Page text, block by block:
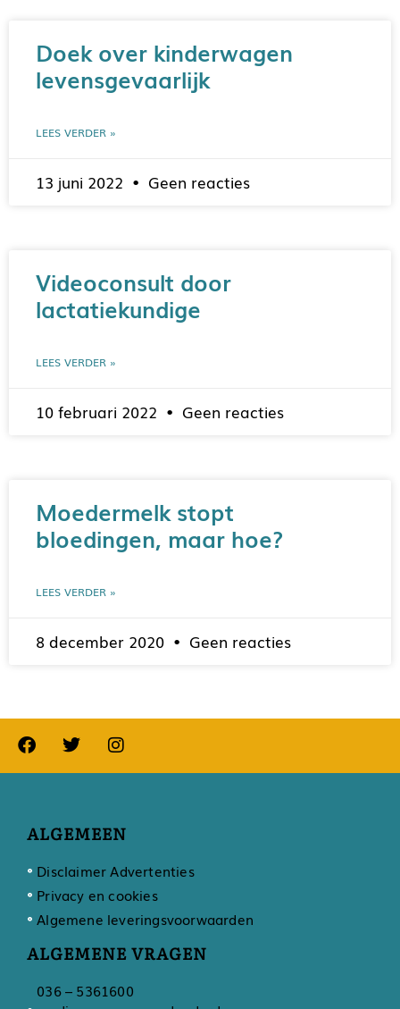
Doek over kinderwagen
levensgevaarlijk
LEES VERDER »
13 juni 2022 Geen reacties
Videoconsult door
lactatiekundige
LEES VERDER »
10 februari 2022 Geen reacties
Moedermelk stopt
bloedingen, maar hoe?
LEES VERDER »
8 december 2020 Geen reacties
ALGEMEEN
Disclaimer Advertenties
Privacy en cookies
Algemene leveringsvoorwaarden
ALGEMENE VRAGEN
036 – 5361600